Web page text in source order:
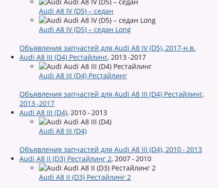
Audi A8 IV (D5) – седан
Audi A8 IV (D5) – седан Long
Объявления запчастей для Audi A8 IV (D5), 2017-н.в.
Audi A8 III (D4) Рестайлинг, 2013 -2017
Audi A8 III (D4) Рестайлинг
Объявления запчастей для Audi A8 III (D4) Рестайлинг,
2013 -2017
Audi A8 III (D4), 2010 - 2013
Audi A8 III (D4)
Объявления запчастей для Audi A8 III (D4), 2010 - 2013
Audi A8 II (D3) Рестайлинг 2, 2007 - 2010
Audi A8 II (D3) Рестайлинг 2